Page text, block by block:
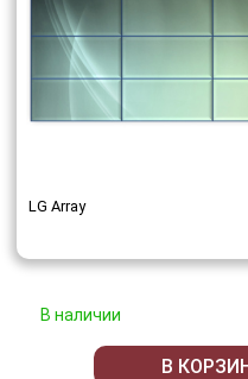
LG Array
В наличии
В